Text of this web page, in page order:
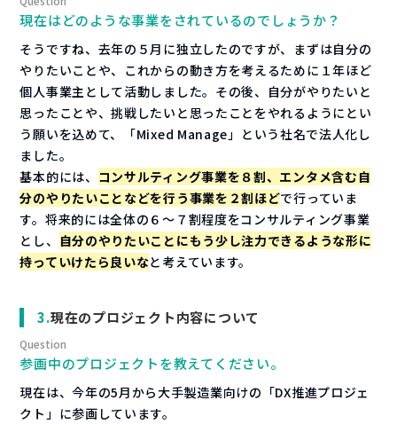
現在はどのような事業をされているのでしょうか？
そうですね、去年の５月に独立したのですが、まずは自分の
やりたいことや、これからの動き方を考えるために１年ほど
個人事業主として活動しました。その後、自分がやりたいと
思ったことや、挑戦したいと思ったことをやれるようにとい
う願いを込めて、「Mixed Manage」という社名で法人化し
ました。
基本的には、 コンサルティング事業を８割、エンタメ含む自
分のやりたいことなどを行う事業を２割ほどで行っていま
す。将来的には全体の６～７割程度をコンサルティング事業
とし、 自分のやりたいことにもう少し注力できるような形に
持っていけたら良いなと考えています。
現在のプロジェクト内容について
参画中のプロジェクトを教えてください。
現在は、今年の5月から大手製造業向けの「DX推進プロジェ
クト」に参画しています。